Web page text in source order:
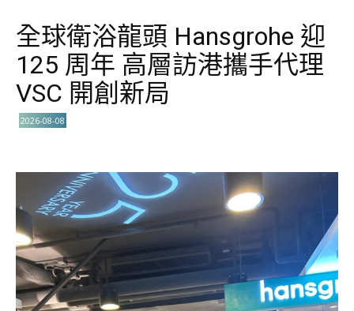
全球衛浴龍頭 Hansgrohe 迎
125 周年 高層訪港攜手代理
VSC 開創新局
2026-08-08